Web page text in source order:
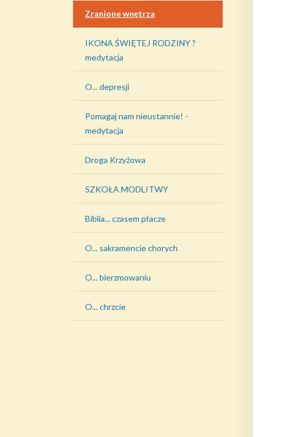
Zranione wnętrza
IKONA ŚWIĘTEJ RODZINY ?
medytacja
O... depresji
Pomagaj nam nieustannie! -
medytacja
Droga Krzyżowa
SZKOŁA MODLITWY
Biblia... czasem płacze
O... sakramencie chorych
O... bierzmowaniu
O... chrzcie